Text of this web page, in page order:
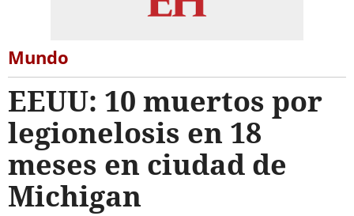
Mundo
EEUU: 10 muertos por
legionelosis en 18
meses en ciudad de
Michigan